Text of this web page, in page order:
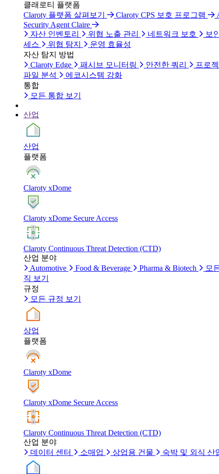
클래로티 플랫폼
Claroty 플랫폼 살펴보기
Claroty CPS 보호 프로그램
Security Agent Claire
자산 인벤토리
위협 노출 관리 네트워크 보호
보
세스
위협 탐지
운영 효율성
자산 탐지 방법
Claroty Edge
패시브 모니터링 안전한 쿼리
프로
파일 분석
에코시스템 강화
통합
모든 통합 보기
산업
산업
플랫폼
Claroty xDome
Claroty xDome Secure Access
Claroty Continuous Threat Detection (CTD)
산업 분야
Automotive
Food & Beverage Pharma & Biotech
모
직 보기
규정
모든 규정 보기
상업
플랫폼
Claroty xDome
Claroty xDome Secure Access
Claroty Continuous Threat Detection (CTD)
산업 분야
데이터 센터
소매업 상업용 건물 숙박 및 외식 산